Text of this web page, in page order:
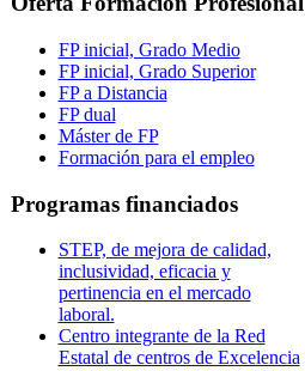
FP inicial, Grado Medio
FP inicial, Grado Superior
FP a Distancia
FP dual
Máster de FP
Formación para el empleo
Programas financiados
STEP, de mejora de calidad,
inclusividad, eficacia y
pertinencia en el mercado
laboral.
Centro integrante de la Red
Estatal de centros de Excelencia